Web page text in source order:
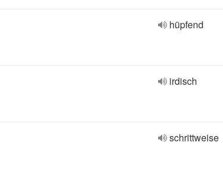
hüpfend
irdisch
schrittweise